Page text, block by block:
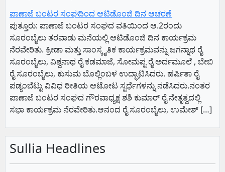
ಪಾಣಾಜೆ ಬಂಟರ ಸಂಘದಿಂದ ಆಟಿಡೊಂಜಿ ದಿನ ಆಚರಣೆ
ಪುತ್ತೂರು: ಪಾಣಾಜೆ ಬಂಟರ ಸಂಘದ ವತಿಯಿಂದ ಆ.2ರಂದು
ಸೂರಂಬೈಲು ತರವಾಡು ಮನೆಯಲ್ಲಿ ಆಟಿಡೊಂಜಿ ದಿನ ಕಾರ್ಯಕ್ರಮ
ನೆರವೇರಿತು. ಕ್ರೀಡಾ ಮತ್ತು ಸಾಂಸ್ಕೃತಿಕ ಕಾರ್ಯಕ್ರಮವನ್ನು ಜಗನ್ನಾಥ ರೈ
ಸೂರಂಬೈಲು, ವಿಶ್ವನಾಥ ರೈ ಕಡಮಾಜೆ, ಸೋಮಪ್ಪ ರೈ ಅರ್ದಮೂಲೆ , ಬೇಬಿ
ರೈ ಸೂರಂಬೈಲು, ಕುಸುಮ ಬೊಲ್ಲಿಂಬಳ ಉದ್ಘಾಟಿಸಿದರು. ಹರ್ಷಿತಾ ರೈ
ಪಡ್ಯಂಬೆಟ್ಟು ವಿವಿಧ ರೀತಿಯ ಆಟೋಟ ಸ್ಪರ್ಧೆಗಳನ್ನು ನಡೆಸಿದರು.ನಂತರ
ಪಾಣಾಜೆ ಬಂಟರ ಸಂಘದ ಗೌರವಾಧ್ಯಕ್ಷ ಶಶಿ ಕುಮಾರ್ ರೈ ನೇತೃತ್ವದಲ್ಲಿ
ಸಭಾ ಕಾರ್ಯಕ್ರಮ ನೆರವೇರಿತು.ಆನಂದ ರೈ ಸೂರಂಬೈಲು, ಉಮೇಶ್ […]
Sullia Headlines